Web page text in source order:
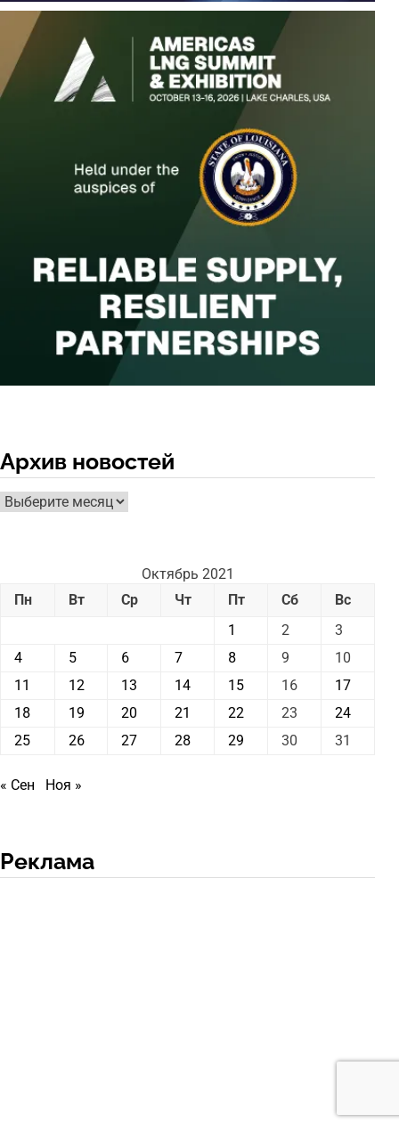
Архив новостей
Архив
новостей
Октябрь 2021
Пн
Вт Ср Чт Пт Сб
Вс
1
2
3
4
5 6 7 8 9
10
11
12 13 14 15 16
17
18
19 20 21 22 23
24
25
26 27 28 29 30 31
« Сен Ноя »
Реклама